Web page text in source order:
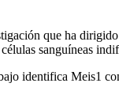
que ha
sanguí­neas
identifica Meis1